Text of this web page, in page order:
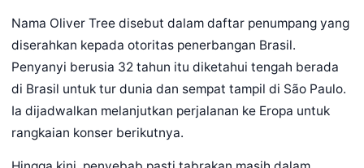
Nama Oliver Tree disebut dalam daftar penumpang yang
diserahkan kepada otoritas penerbangan Brasil.
Penyanyi berusia 32 tahun itu diketahui tengah berada
di Brasil untuk tur dunia dan sempat tampil di São Paulo.
Ia dijadwalkan melanjutkan perjalanan ke Eropa untuk
rangkaian konser berikutnya.